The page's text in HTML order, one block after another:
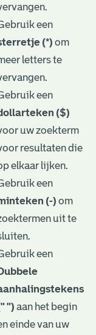
een
(*) om
letters te
een
($)
uw zoekterm
resultaten die
elkaar lijken.
een
(-) om
uit te
een
") aan het begin
einde van uw